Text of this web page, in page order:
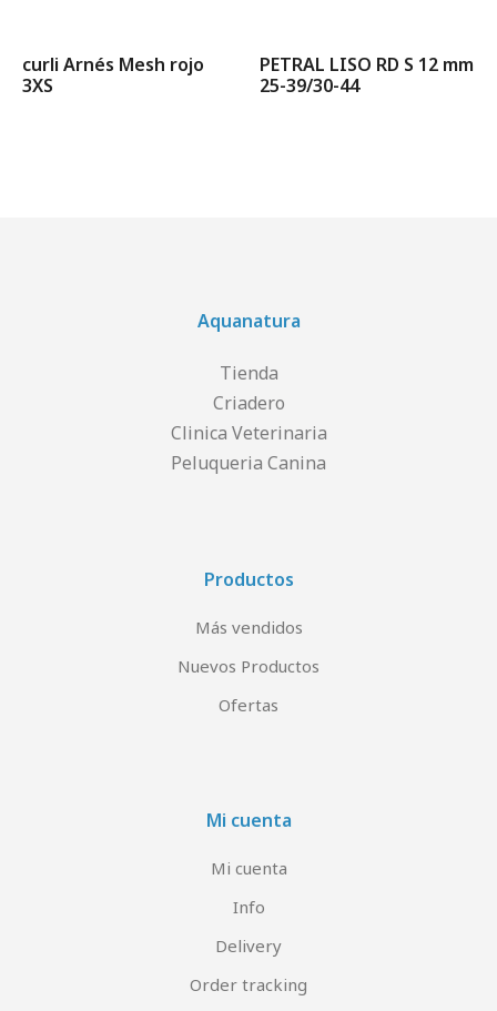
curli Arnés Mesh rojo
3XS
PETRAL LISO RD S 12 mm
25-39/30-44
Aquanatura
Tienda
Criadero
Clinica Veterinaria
Peluqueria Canina
Productos
Más vendidos
Nuevos Productos
Ofertas
Mi cuenta
Mi cuenta
Info
Delivery
Order tracking